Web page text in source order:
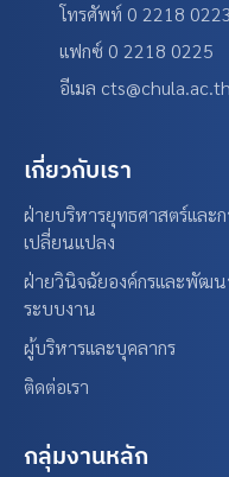
โทรศัพท์ 0 2218 0223
แฟกซ์ 0 2218 0225
อีเมล cts@chula.ac.th
เกี่ยวกับเรา
ฝ่ายบริหารยุทธศาสตร์และก
เปลี่ยนแปลง
ฝ่ายวินิจฉัยองค์กรและพัฒน
ระบบงาน
ผู้บริหารและบุคลากร
ติดต่อเรา
กลุ่มงานหลัก